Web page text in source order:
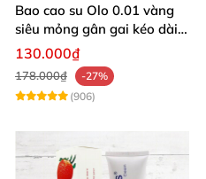
Bao cao su Olo 0.01 vàng
siêu mỏng gân gai kéo dài
yêu đỉnh
130.000₫
178.000₫
-27%
(906)